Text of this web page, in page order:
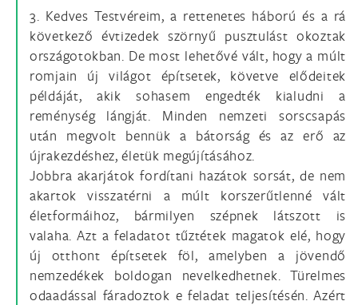
3. Kedves Testvéreim, a rettenetes háború és a rá
következő évtizedek szörnyű pusztulást okoztak
országotokban. De most lehetővé vált, hogy a múlt
romjain új világot építsetek, követve elődeitek
példáját, akik sohasem engedték kialudni a
reménység lángját. Minden nemzeti sorscsapás
után megvolt bennük a bátorság és az erő az
újrakezdéshez, életük megújításához.
Jobbra akarjátok fordítani hazátok sorsát, de nem
akartok visszatérni a múlt korszerűtlenné vált
életformáihoz, bármilyen szépnek látszott is
valaha. Azt a feladatot tűztétek magatok elé, hogy
új otthont építsetek föl, amelyben a jövendő
nemzedékek boldogan nevelkedhetnek. Türelmes
odaadással fáradoztok e feladat teljesítésén. Azért